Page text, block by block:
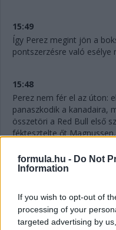
formula.hu - Do Not
Information
If you wish to opt-out of
processing of your
targeted advertising by
15:49
Így Perez megint jön a
pontszerzésre való esélye
15:48
Perez nem fér el az úton:
panaszkodik a kanadaira,
összetöri a Red Bull első
féktesztelte őt
15:48
15:47